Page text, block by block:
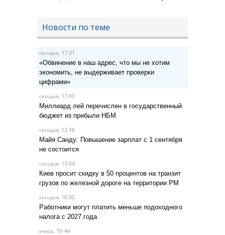
Новости по теме
сегодня, 17:31
«Обвинение в наш адрес, что мы не хотим
экономить, не выдерживает проверки
цифрами»
сегодня, 17:00
Миллиард лей перечислен в государственный
бюджет из прибыли НБМ
сегодня, 13:18
Майя Санду: Повышение зарплат с 1 сентября
не состоится
сегодня, 13:04
Киев просит скидку в 50 процентов на транзит
грузов по железной дороге на территории РМ
сегодня, 10:00
Работники могут платить меньше подоходного
налога с 2027 года
вчера, 19:44